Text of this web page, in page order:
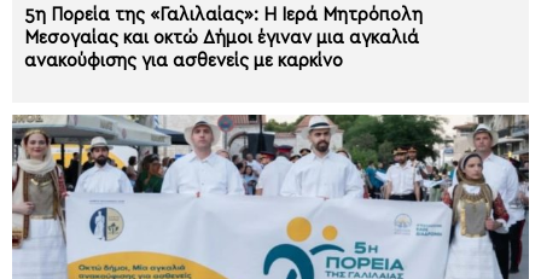
5η Πορεία της «Γαλιλαίας»: Η Ιερά Μητρόπολη
Μεσογαίας και οκτώ Δήμοι έγιναν μια αγκαλιά
ανακούφισης για ασθενείς με καρκίνο